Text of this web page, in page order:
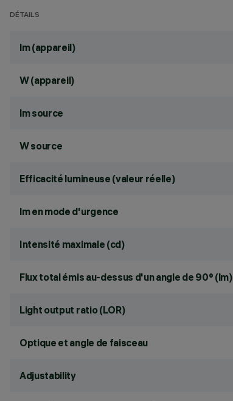
DÉTAILS
lm (appareil)
W (appareil)
lm source
W source
Efficacité lumineuse (valeur réelle)
lm en mode d'urgence
Intensité maximale (cd)
Flux total émis au-dessus d'un angle de 90° (lm)
Light output ratio (LOR)
Optique et angle de faisceau
Adjustability